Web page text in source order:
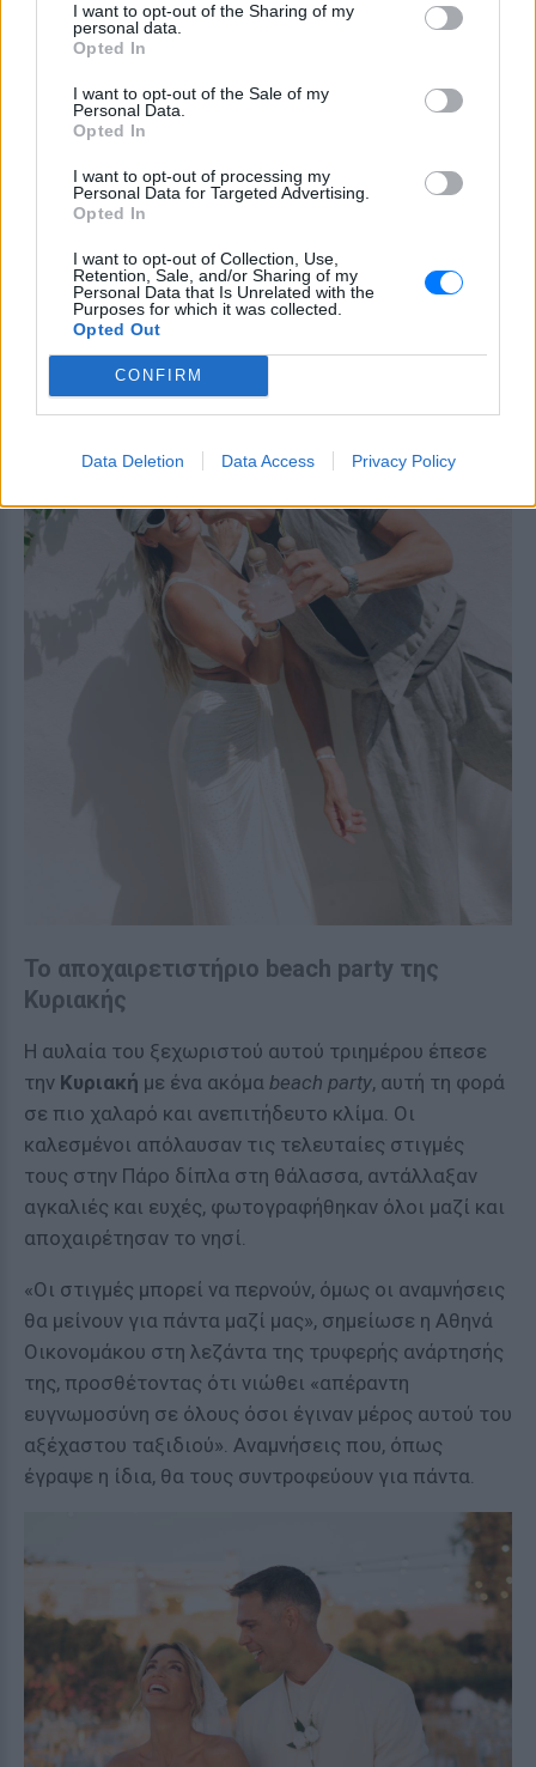
I want to opt-out of the Sharing of my
personal data.
Opted In
I want to opt-out of the Sale of my
Personal Data.
Opted In
I want to opt-out of processing my
Personal Data for Targeted Advertising.
Opted In
I want to opt-out of Collection, Use,
Retention, Sale, and/or Sharing of my
Personal Data that Is Unrelated with the
Purposes for which it was collected.
Opted Out
CONFIRM
Data Deletion Data Access Privacy Policy
Η συγκίνηση ήταν διάχυτη, με την Αθηνά
Οικονομάκου να μην μπορεί να συγκρατήσει τα
δάκρυά της την ώρα των όρκων. Αμέσως μετά
ακολούθησε ένα λαμπερό πάρτι, με χορό και
γιορτινή διάθεση. Η Αθηνά και ο αγαπημένος της
δεν σταμάτησαν να χορεύουν αγκαλιά, να
ανταλλάσσουν τρυφερά φιλιά και να απολαμβάνουν
Το αποχαιρετιστήριο beach party της
Κυριακής
Η αυλαία του ξεχωριστού αυτού τριημέρου έπεσε
την Κυριακή με ένα ακόμα beach party, αυτή τη φορά
σε πιο χαλαρό και ανεπιτήδευτο κλίμα. Οι
καλεσμένοι απόλαυσαν τις τελευταίες στιγμές
τους στην Πάρο δίπλα στη θάλασσα, αντάλλαξαν
αγκαλιές και ευχές, φωτογραφήθηκαν όλοι μαζί και
αποχαιρέτησαν το νησί.
«Οι στιγμές μπορεί να περνούν, όμως οι αναμνήσεις
θα μείνουν για πάντα μαζί μας», σημείωσε η Αθηνά
Οικονομάκου στη λεζάντα της τρυφερής ανάρτησής
της, προσθέτοντας ότι νιώθει «απέραντη
ευγνωμοσύνη σε όλους όσοι έγιναν μέρος αυτού του
αξέχαστου ταξιδιού». Αναμνήσεις που, όπως
έγραψε η ίδια, θα τους συντροφεύουν για πάντα.